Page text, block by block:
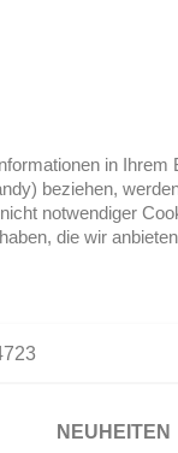
in
beziehen,
notwendiger
die wir
NEUHEITEN